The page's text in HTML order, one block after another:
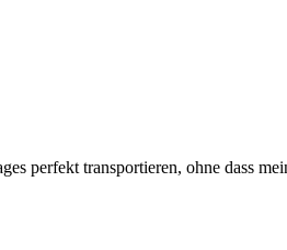
perfekt transportieren, ohne dass